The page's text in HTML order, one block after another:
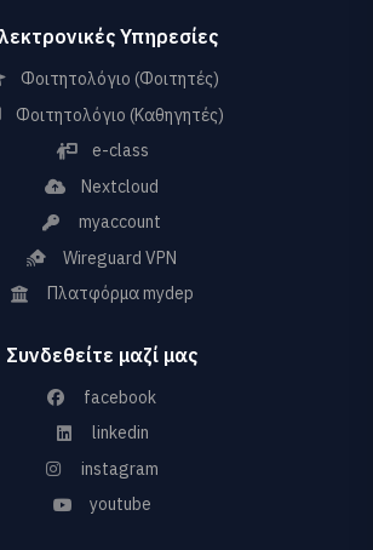
Υπηρεσίες
Φοιτητολόγιο (Φοιτητές)
Φοιτητολόγιο (Καθηγητές)
e-class
Nextcloud
myaccount
Wireguard VPN
Πλατφόρμα mydep
Συνδεθείτε μαζί μας
facebook
linkedin
instagram
youtube